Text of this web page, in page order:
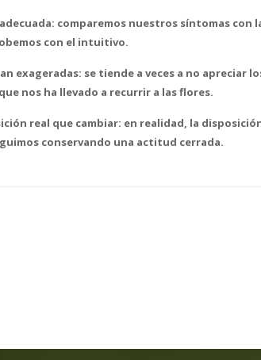
comparemos nuestros síntomas con
con el intuitivo.
exageradas: se tiende a veces a no apreciar
nos ha llevado a recurrir a las flores.
real que cambiar: en realidad, la
conservando una actitud cerrada.